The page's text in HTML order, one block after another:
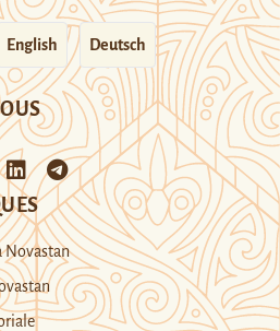
English Deutsch
Novastan